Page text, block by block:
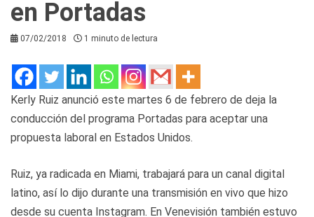
en Portadas
07/02/2018 1 minuto de lectura
Kerly Ruiz anunció este martes 6 de febrero de deja la
conducción del programa Portadas para aceptar una
propuesta laboral en Estados Unidos.
Ruiz, ya radicada en Miami, trabajará para un canal digital
latino, así lo dijo durante una transmisión en vivo que hizo
desde su cuenta Instagram. En Venevisión también estuvo